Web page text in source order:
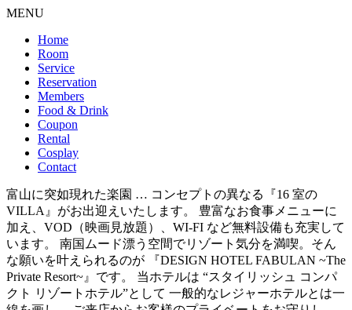
MENU
Home
Room
Service
Reservation
Members
Food & Drink
Coupon
Rental
Cosplay
Contact
富山に突如現れた楽園 … コンセプトの異なる『16 室の
VILLA』がお出迎えいたします。 豊富なお食事メニューに
加え、VOD（映画見放題）、WI-FI など無料設備も充実して
います。 南国ムード漂う空間でリゾート気分を満喫。そん
な願いを叶えられるのが 『DESIGN HOTEL FABULAN ~The
Private Resort~』です。 当ホテルは “スタイリッシュ コンパ
クト リゾートホテル”として 一般的なレジャーホテルとは一